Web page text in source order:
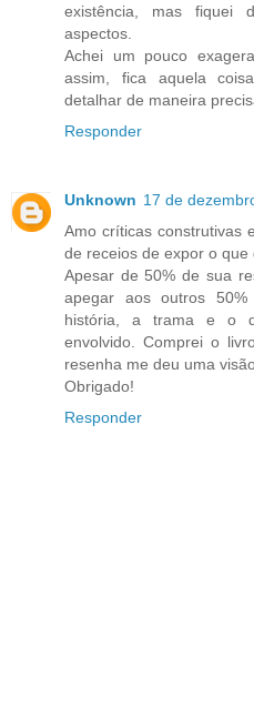
existência, mas fiquei
aspectos.
Achei um pouco
assim, fica aquela
detalhar de maneira
Responder
Unknown 17 de
Amo críticas construtivas
de receios de expor o que
Apesar de 50% de sua
apegar aos outros
história, a trama e o
envolvido. Comprei o
resenha me deu uma
Obrigado!
Responder